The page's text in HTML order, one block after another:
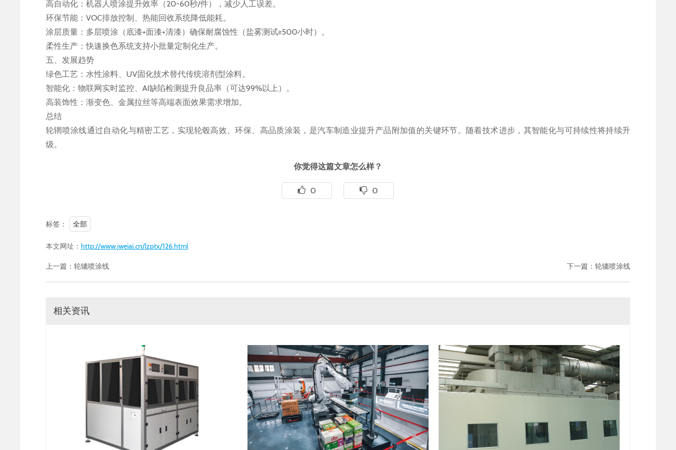
高自动化：机器人喷涂提升效率（20-60秒/件），减少人工误差。
环保节能：VOC排放控制、热能回收系统降低能耗。
涂层质量：多层喷涂（底漆+面漆+清漆）确保耐腐蚀性（盐雾测试≥500小时）。
柔性生产：快速换色系统支持小批量定制化生产。
五、发展趋势
绿色工艺：水性涂料、UV固化技术替代传统溶剂型涂料。
智能化：物联网实时监控、AI缺陷检测提升良品率（可达99%以上）。
高装饰性：渐变色、金属拉丝等高端表面效果需求增加。
总结
轮辋喷涂线通过自动化与精密工艺，实现轮毂高效、环保、高品质涂装，是汽车制造业提升产品附加值的关键环节。随着技术进步，其智能化与可持续性将持续升
级。
你觉得这篇文章怎么样？
0 0
标签： 全部
本文网址： http://www.jweiai.cn/lzptx/126.html
上一篇： 轮辘喷涂线 下一篇：轮辘喷涂线
相关资讯